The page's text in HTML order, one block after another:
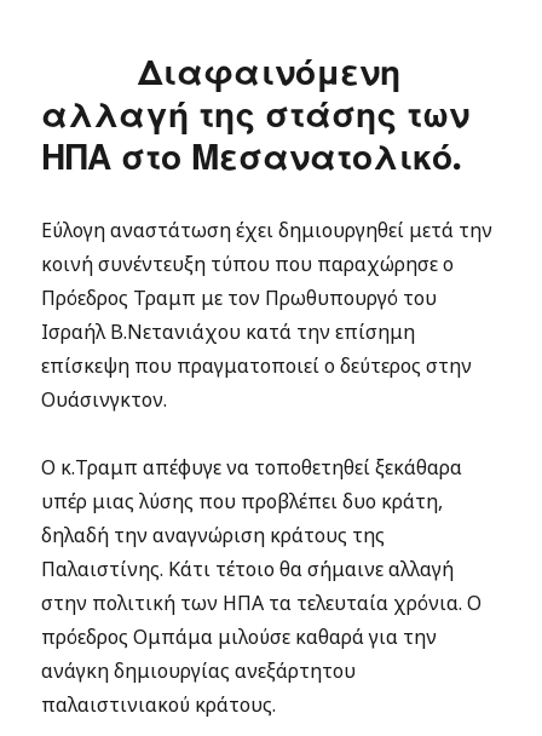
Διαφαινόμενη
αλλαγή της στάσης των
ΗΠΑ στο Μεσανατολικό.
Εύλογη αναστάτωση έχει δημιουργηθεί μετά την
κοινή συνέντευξη τύπου που παραχώρησε ο
Πρόεδρος Τραμπ με τον Πρωθυπουργό του
Ισραήλ Β.Νετανιάχου κατά την επίσημη
επίσκεψη που πραγματοποιεί ο δεύτερος στην
Ουάσινγκτον.
Ο κ.Τραμπ απέφυγε να τοποθετηθεί ξεκάθαρα
υπέρ μιας λύσης που προβλέπει δυο κράτη,
δηλαδή την αναγνώριση κράτους της
Παλαιστίνης. Κάτι τέτοιο θα σήμαινε αλλαγή
στην πολιτική των ΗΠΑ τα τελευταία χρόνια. Ο
πρόεδρος Ομπάμα μιλούσε καθαρά για την
ανάγκη δημιουργίας ανεξάρτητου
παλαιστινιακού κράτους.